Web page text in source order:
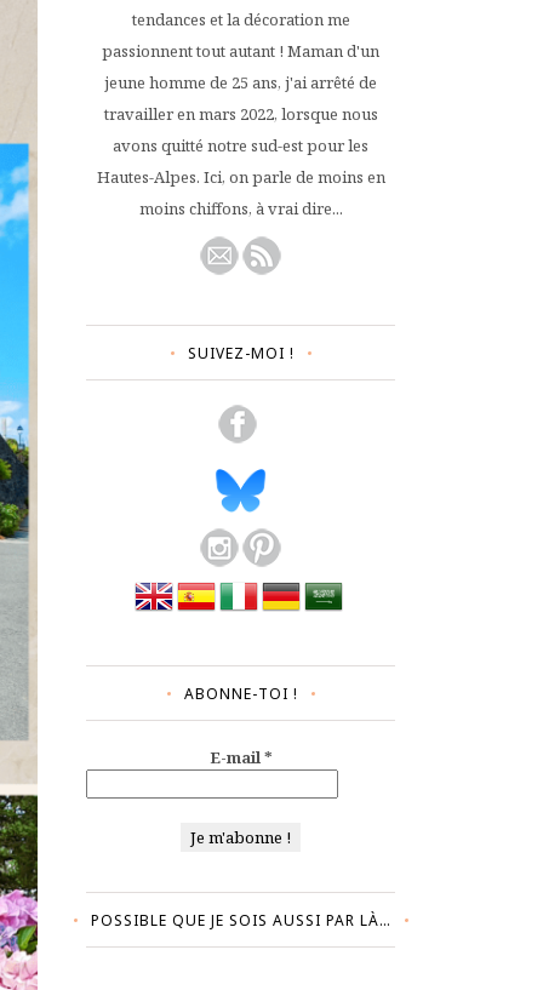
tendances et la décoration me
passionnent tout autant ! Maman d'un
jeune homme de 25 ans, j'ai arrêté de
travailler en mars 2022, lorsque nous
avons quitté notre sud-est pour les
Hautes-Alpes. Ici, on parle de moins en
moins chiffons, à vrai dire...
SUIVEZ-MOI !
ABONNE-TOI !
E-mail*
POSSIBLE QUE JE SOIS AUSSI PAR LÀ…